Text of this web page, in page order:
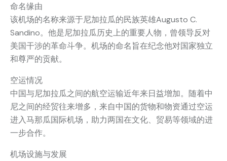
命名缘由
该机场的名称来源于尼加拉瓜的民族英雄Augusto C.
Sandino。他是尼加拉瓜历史上的重要人物，曾领导反对
美国干涉的革命斗争。机场的命名旨在纪念他对国家独立
和尊严的贡献。
空运情况
中国与尼加拉瓜之间的航空运输近年来日益增加。随着中
尼之间的经贸往来增多，来自中国的货物和物资通过空运
进入马那瓜国际机场，助力两国在文化、贸易等领域的进
一步合作。
机场设施与发展